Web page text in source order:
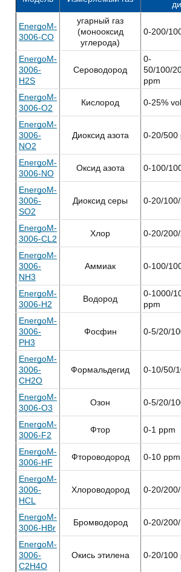
EnergoM-
3006-CO
угарный газ
(монооксид
углерода)
0-200/
EnergoM-
3006-
H2S
Сероводород
0-
50/100/
ppm
EnergoM-
3006-O2
Кислород 0-25% vol
EnergoM-
3006-
NO2
Диоксид азота 0-20/500
EnergoM-
3006-NO
Оксид азота 0-100/
EnergoM-
3006-
SO2
Диоксид серы 0-20/
EnergoM-
3006-CL2
Хлор 0-20/
EnergoM-
3006-
NH3
Аммиак 0-100/
EnergoM-
3006-H2
Водород
0-1000/
ppm
EnergoM-
3006-
PH3
Фосфин 0-5/20/
EnergoM-
3006-
CH2O
Формальдегид 0-10/50/
EnergoM-
3006-O3
Озон 0-5/20/
EnergoM-
3006-F2
Фтор 0-1 ppm
EnergoM-
3006-HF
Фтороводород 0-10 ppm
EnergoM-
3006-
HCL
Хлороводород 0-20/
EnergoM-
3006-HBr
Бромводород 0-20/
EnergoM-
3006-
C2H4O
Окись этилена 0-20/100